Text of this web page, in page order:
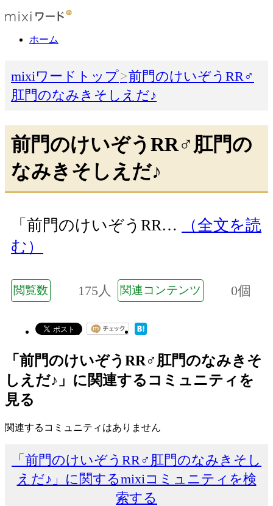
ホーム
mixiワードトップ
前門のけいぞうRR♂
肛門のなみきそしえだ♪
前門のけいぞうRR♂肛門の
なみきそしえだ♪
「前門のけいぞうRR…
（全文を読
む）
閲覧数 175人 関連コンテンツ 0個
「前門のけいぞうRR♂肛門のなみきそ
しえだ♪」に関連するコミュニティを
見る
関連するコミュニティはありません
「前門のけいぞうRR♂肛門のなみきそし
えだ♪」に関するmixiコミュニティを検
索する